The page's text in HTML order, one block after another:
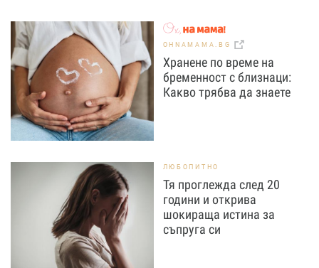
OHNAMAMA.BG
Хранене по време на
бременност с близнаци:
Какво трябва да знаете
ЛЮБОПИТНО
Тя проглежда след 20
години и открива
шокираща истина за
съпруга си